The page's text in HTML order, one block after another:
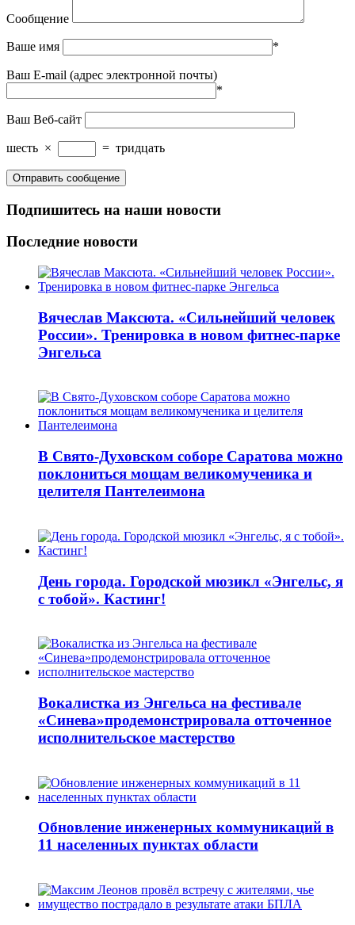
Сообщение
Ваше имя *
Ваш E-mail (адрес электронной почты)
*
Ваш Веб-сайт
шесть × = тридцать
Подпишитесь на наши новости
Последние новости
Вячеслав Максюта. «Сильнейший человек
России». Тренировка в новом фитнес-парке
Энгельса
В Свято-Духовском соборе Саратова можно
поклониться мощам великомученика и
целителя Пантелеимона
День города. Городской мюзикл «Энгельс, я
с тобой». Кастинг!
Вокалистка из Энгельса на фестивале
«Синева»продемонстрировала отточенное
исполнительское мастерство
Обновление инженерных коммуникаций в
11 населенных пунктах области